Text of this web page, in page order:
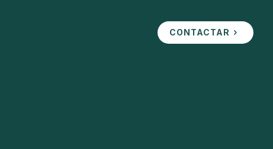
CONTACTAR